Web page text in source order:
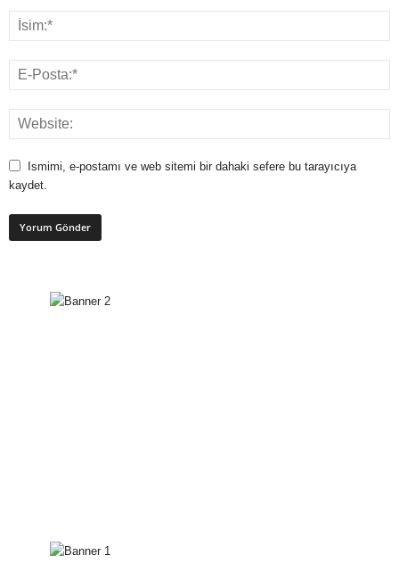
Ismimi, e-postamı ve web sitemi bir dahaki sefere bu tarayıcıya
kaydet.